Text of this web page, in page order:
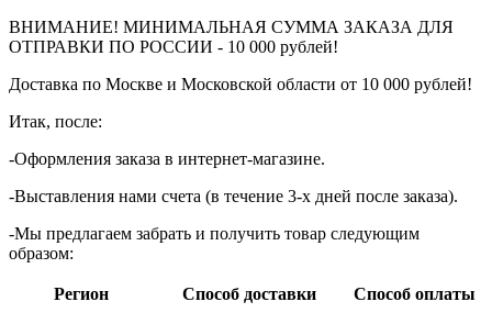
ВНИМАНИЕ! МИНИМАЛЬНАЯ СУММА ЗАКАЗА ДЛЯ
ОТПРАВКИ ПО РОССИИ - 10 000 рублей!
Доставка по Москве и Московской области от 10 000 рублей!
Итак, после:
-Оформления заказа в интернет-магазине.
-Выставления нами счета (в течение 3-х дней после заказа).
-Мы предлагаем забрать и получить товар следующим
образом:
Регион Способ доставки Способ оплаты